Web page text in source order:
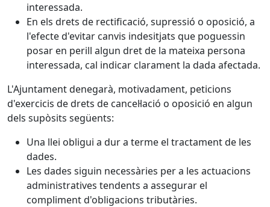
interessada.
En els drets de rectificació, supressió o oposició, a
l'efecte d'evitar canvis indesitjats que poguessin
posar en perill algun dret de la mateixa persona
interessada, cal indicar clarament la dada afectada.
L'Ajuntament denegarà, motivadament, peticions
d'exercicis de drets de cancel·lació o oposició en algun
dels supòsits següents:
Una llei obligui a dur a terme el tractament de les
dades.
Les dades siguin necessàries per a les actuacions
administratives tendents a assegurar el
compliment d'obligacions tributàries.